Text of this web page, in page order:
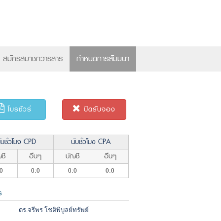
สมัครสมาชิกวารสาร กำหนดการสัมมนา
โบรชัวร์ ปิดรับจอง
ชั่วโมง CPD
นับชั่วโมง CPA
อื่นๆ บัญชี อื่นๆ
0:0 0:0 0:0
ดร.จรีพร โชติพิบูลย์ทรัพย์